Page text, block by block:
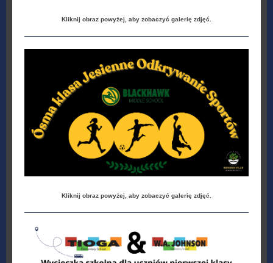
Kliknij obraz powyżej, aby zobaczyć galerię zdjęć.
Kliknij obraz powyżej, aby zobaczyć galerię zdjęć.